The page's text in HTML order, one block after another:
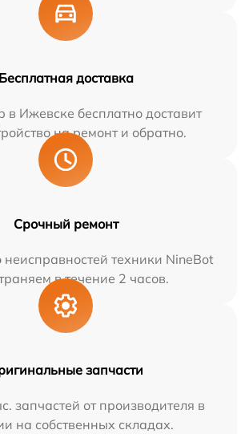
Бесплатная доставка
в Ижевске бесплатно доставит
на ремонт и обратно.
Срочный ремонт
техники NineBot
в течение 2 часов.
запчасти
запчастей от производителя в
на собственных складах.